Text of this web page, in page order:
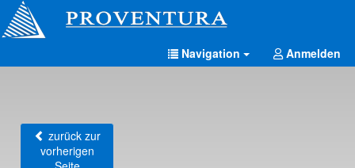
Navigation Anmelden
zurück zur
vorherigen